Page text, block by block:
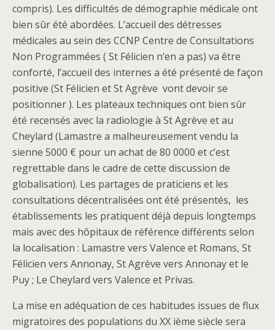
compris). Les difficultés de démographie médicale ont
bien sûr été abordées. L’accueil des détresses
médicales au sein des CCNP Centre de Consultations
Non Programmées ( St Félicien n’en a pas) va être
conforté, l’accueil des internes a été présenté de façon
positive (St Félicien et St Agrève vont devoir se
positionner ). Les plateaux techniques ont bien sûr
été recensés avec la radiologie à St Agrève et au
Cheylard (Lamastre a malheureusement vendu la
sienne 5000 € pour un achat de 80 0000 et c’est
regrettable dans le cadre de cette discussion de
globalisation). Les partages de praticiens et les
consultations décentralisées ont été présentés, les
établissements les pratiquent déjà depuis longtemps
mais avec des hôpitaux de référence différents selon
la localisation : Lamastre vers Valence et Romans, St
Félicien vers Annonay, St Agrève vers Annonay et le
Puy ; Le Cheylard vers Valence et Privas.
La mise en adéquation de ces habitudes issues de flux
migratoires des populations du XX ième siècle sera